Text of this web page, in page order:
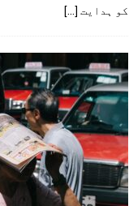
کو ہدایت [...]